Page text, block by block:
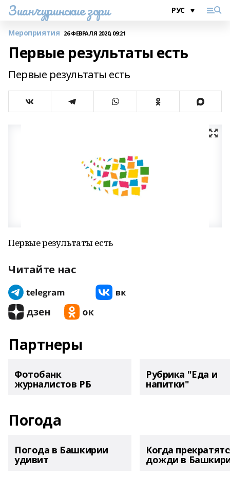
Зианчуринские зори
Мероприятия 26 ФЕВРАЛЯ 2020, 09:21
Первые результаты есть
Первые результаты есть
Первые результаты есть
Читайте нас
Партнеры
Фотобанк
журналистов РБ
Рубрика "Еда и
напитки"
Погода
Погода в Башкирии
удивит
Когда
дожди в